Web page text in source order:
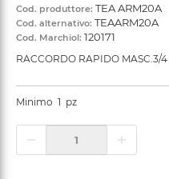
Cod. produttore: TEA ARM20A
Cod. alternativo: TEAARM20A
Cod. Marchiol: 120171
RACCORDO RAPIDO MASC.3/
Minimo 1 pz